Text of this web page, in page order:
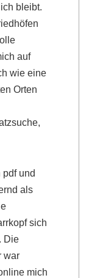
bleibt.
auf
wie eine
Orten
und
als
sich
Die
war
mich